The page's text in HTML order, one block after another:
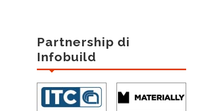
Partnership di
Infobuild